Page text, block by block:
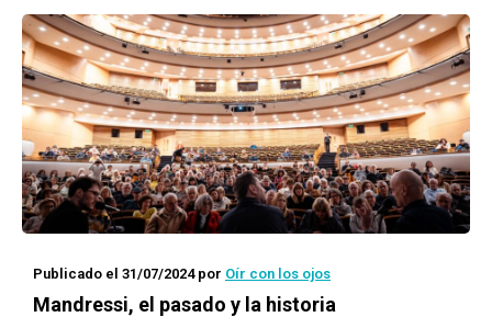
Publicado el 31/07/2024por Oír con los ojos
Mandressi, el pasado y la historia